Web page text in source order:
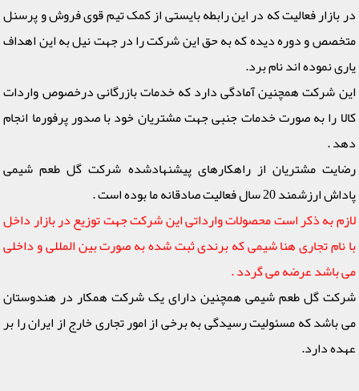
در بازار فعالیت که در این رابطه بایستی از کمک تیم قوی فروش و پرسنل
متخصص و دوره دیده که به حق این شرکت را در جهت نیل به این اهداف
یاری نموده اند نام برد.
این شرکت همچنین آمادگی دارد که خدمات بازرگانی درخصوص واردات
کالا را به صورت خدمات جنبی جهت مشتریان خود با صدور پرفورما انجام
دهد .
رضایت مشتریان از راهکارهای پیشنهادشده شرکت گل طعم شیمی
پاداش ارزشمند 20 سال فعالیت صادقانه ما بوده است .
لازم به ذکر است محصولات وارداتی این شرکت جهت توزیع در بازار داخل
با نام تجاری هنا شیمی که برندی ثبت شده به صورت بین المللی و داخلی
می باشد عرضه می گردد .
شرکت گل طعم شیمی همچنین دارای یک شرکت همکار در هندوستان
می باشد که مسئولیت رسیدگی به برخی از امور تجاری خارج از ایران را بر
عهده دارد.